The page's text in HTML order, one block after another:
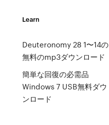
Learn
Deuteronomy 28 1〜14の
無料のmp3ダウンロード
簡単な回復の必需品
Windows 7 USB無料ダウ
ンロード